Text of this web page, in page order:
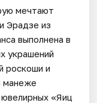
мечтают
Эрадзе из
выполнена в
украшений
роскоши и
манеже
«Яиц